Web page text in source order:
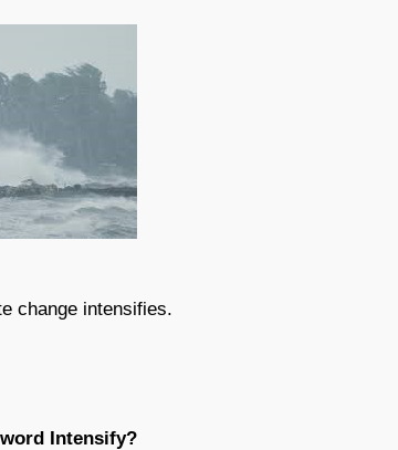
change intensifies.
Intensify?